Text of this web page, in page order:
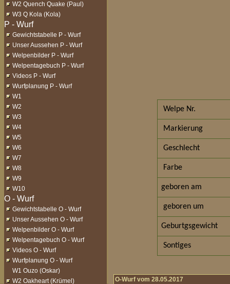
W2 Quench Quake (Paul)
W3 Q Kola (Kola)
Gewichtstabelle P - Wurf
Unser Aussehen P - Wurf
Welpenbilder P - Wurf
Welpentagebuch P - Wurf
Videos P - Wurf
Wurfplanung P - Wurf
W1
W2
W3
W4
W5
W6
W7
W8
W9
W10
Gewichtstabelle O - Wurf
Unser Aussehen O - Wurf
Welpenbilder O - Wurf
Welpentagebuch O - Wurf
Videos O - Wurf
Wurfplanung O - Wurf
W1 Ouzo (Oskar)
W2 Oakheart (Krümel)
Welpe Nr.
Markierung
Geschlecht
Farbe
geboren am
geboren um
Geburtgsgewicht
Sontiges
O-Wurf vom 28.05.2017